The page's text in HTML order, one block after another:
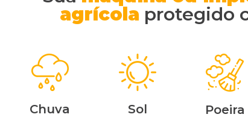
agrícola protegido
Chuva Sol Poeira